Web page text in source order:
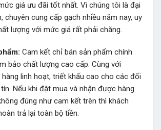
giá ưu đãi tốt nhất. Vì chúng tôi là đại
chuyên cung cấp gạch nhiều năm nay, uy
lượng với mức giá rất phải chăng.
Cam kết chỉ bán sản phẩm chính
bảo chất lượng cao cấp. Cùng với
linh hoạt, triết khấu cao cho các đối
Nếu khi đặt mua và nhận được hàng
đúng như cam kết trên thì khách
trả lại toàn bộ tiền.